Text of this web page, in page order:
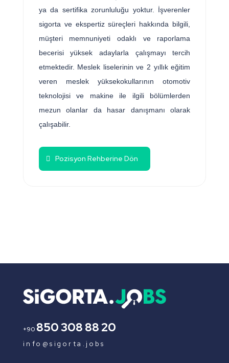
ya da sertifika zorunluluğu yoktur. İşverenler
sigorta ve ekspertiz süreçleri hakkında bilgili,
müşteri memnuniyeti odaklı ve raporlama
becerisi yüksek adaylarla çalışmayı tercih
etmektedir. Meslek liselerinin ve 2 yıllık eğitim
veren meslek yüksekokullarının otomotiv
teknolojisi ve makine ile ilgili bölümlerden
mezun olanlar da hasar danışmanı olarak
çalışabilir.
Pozisyon Rehberine Dön
+90 850 308 88 20
info@sigorta.jobs